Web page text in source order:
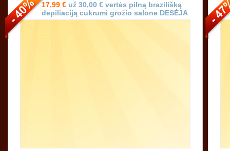
17,99 € už 30,00 € vertės pilną brazilišką
depiliaciją cukrumi grožio salone DESĖJA
Vilniuje!